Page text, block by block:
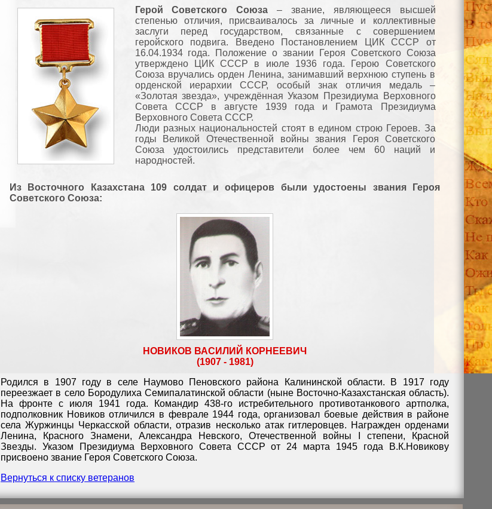
Герой Советского Союза – звание, являющееся высшей
степенью отличия, присваивалось за личные и коллективные
заслуги перед государством, связанные с совершением
геройского подвига. Введено Постановлением ЦИК СССР от
16.04.1934 года. Положение о звании Героя Советского Союза
утверждено ЦИК СССР в июле 1936 года. Герою Советского
Союза вручались орден Ленина, занимавший верхнюю ступень в
орденской иерархии СССР, особый знак отличия медаль –
«Золотая звезда», учреждённая Указом Президиума Верховного
Совета СССР в августе 1939 года и Грамота Президиума
Верховного Совета СССР.
Люди разных национальностей стоят в едином строю Героев. За
годы Великой Отечественной войны звания Героя Советского
Союза удостоились представители более чем 60 наций и
народностей.
Из Восточного Казахстана 109 солдат и офицеров были удостоены звания Героя
Советского Союза:
НОВИКОВ ВАСИЛИЙ КОРНЕЕВИЧ
(1907 - 1981)
Родился в 1907 году в селе Наумово Пеновского района Калининской области. В 1917 году
переезжает в село Бородулиха Семипалатинской области (ныне Восточно-Казахстанская область).
На фронте с июля 1941 года. Командир 438-го истребительного противотанкового артполка,
подполковник Новиков отличился в феврале 1944 года, организовал боевые действия в районе
села Журжинцы Черкасской области, отразив несколько атак гитлеровцев. Награжден орденами
Ленина, Красного Знамени, Александра Невского, Отечественной войны I степени, Красной
Звезды. Указом Президиума Верховного Совета СССР от 24 марта 1945 года В.К.Новикову
присвоено звание Героя Советского Союза.
Вернуться к списку ветеранов